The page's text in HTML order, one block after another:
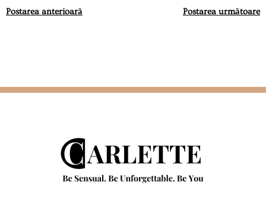
Postarea anterioară Postarea următoare